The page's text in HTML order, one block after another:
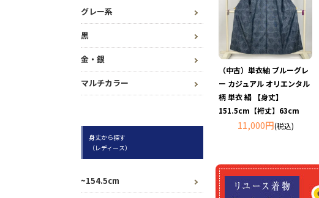
グレー系
黒
金・銀
マルチカラー
身丈から探す
（レディース）
~154.5cm
（中古）単衣紬 ブルーグレ
ー カジュアル オリエンタル
柄 単衣 絹 【身丈】
151.5cm【裄丈】63cm
11,000円(税込)